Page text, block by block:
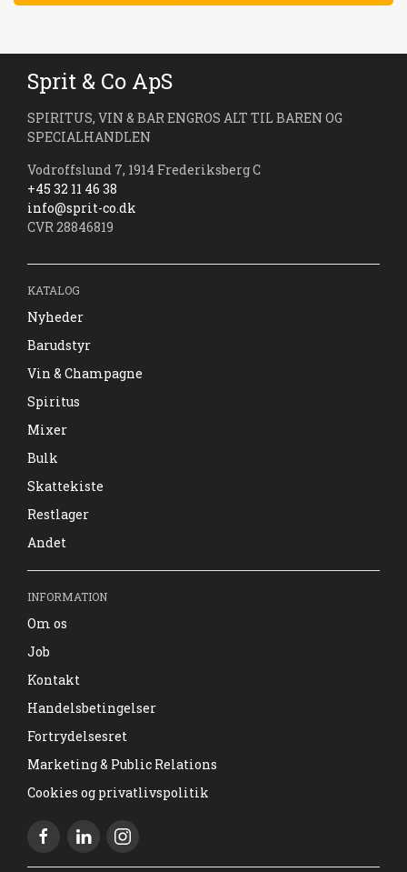
Sprit & Co ApS
SPIRITUS, VIN & BAR ENGROS ALT TIL BAREN OG
SPECIALHANDLEN
Vodroffslund 7, 1914 Frederiksberg C
+45 32 11 46 38
info@sprit-co.dk
CVR 28846819
KATALOG
Nyheder
Barudstyr
Vin & Champagne
Spiritus
Mixer
Bulk
Skattekiste
Restlager
Andet
INFORMATION
Om os
Job
Kontakt
Handelsbetingelser
Fortrydelsesret
Marketing & Public Relations
Cookies og privatlivspolitik